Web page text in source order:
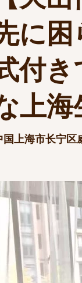
に困
付き
上海
国上海市长宁区